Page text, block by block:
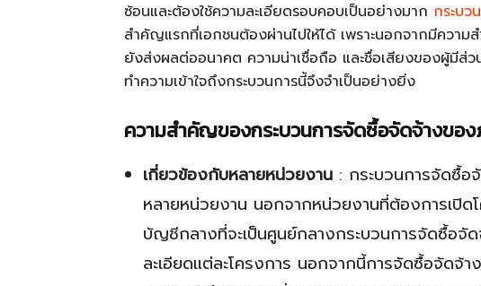
ซ้อนและต้องใช้ความละเอียดรอบคอบเป็นอย่างมาก กระบว
สำคัญแรกที่เอกชนต้องผ่านไปให้ได้ เพราะนอกจากมีควา
ยังส่งผลต่ออนาคต ความน่าเชื่อถือ และชื่อเสียงของผู้มี
ทำความเข้าใจถึงกระบวนการนี้จึงจำเป็นอย่างยิ่ง
ความสำคัญของกระบวนการจัดซื้อจัดจ้างขอ
เกี่ยวข้องกับหลายหน่วยงาน : กระบวนการจัดซื้อ
หลายหน่วยงาน นอกจากหน่วยงานที่ต้องการเปิ
บัญชีกลางที่จะเป็นศูนย์กลางกระบวนการจัดซื้อจั
ละเอียดแต่ละโครงการ นอกจากนี้การจัดซื้อจัดจ้า